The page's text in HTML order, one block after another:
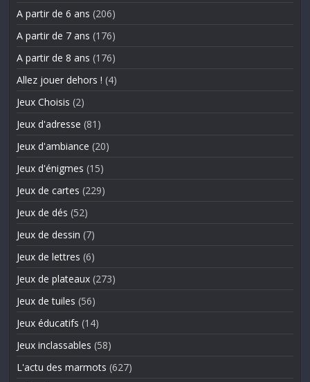
A partir de 6 ans (206)
A partir de 7 ans (176)
A partir de 8 ans (176)
Allez jouer dehors ! (4)
Jeux Choisis (2)
Jeux d'adresse (81)
Jeux d'ambiance (20)
Jeux d'énigmes (15)
Jeux de cartes (229)
Jeux de dés (52)
Jeux de dessin (7)
Jeux de lettres (6)
Jeux de plateaux (273)
Jeux de tuiles (56)
Jeux éducatifs (14)
Jeux inclassables (58)
L'actu des marmots (627)